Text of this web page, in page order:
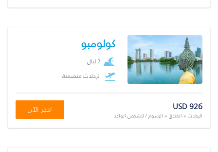
كولومبو
2 ليال
الرحلات متضمنة
USD 926
الرحلات + الفندق + الرسوم / للشخص الواحد
احجز الآن